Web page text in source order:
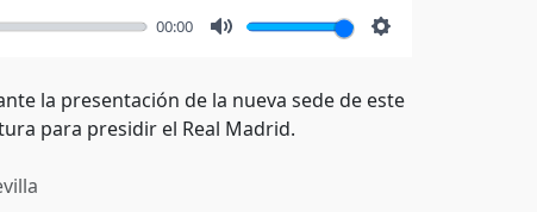
00:00
la presentación de la nueva sede de este
para presidir el Real Madrid.